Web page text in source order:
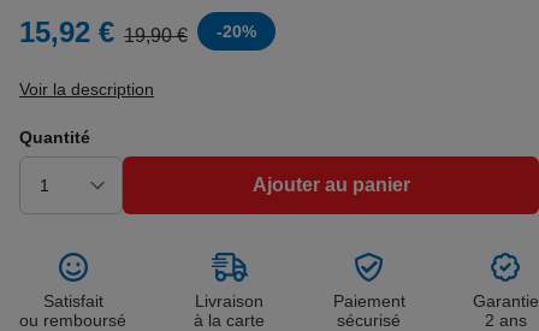
15,92 € 19,90 € -20%
Voir la description
Quantité
Ajouter au panier
Satisfait
ou remboursé
Livraison
à la carte
Paiement
sécurisé
Garantie
2 ans